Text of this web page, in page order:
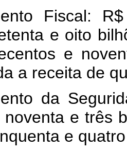
Fiscal: R$
e oito
e
a receita de
da
noventa e três
e